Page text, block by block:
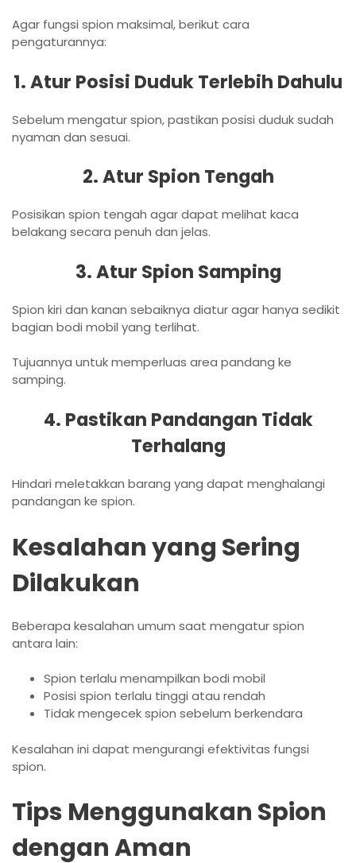
Agar fungsi spion maksimal, berikut cara
pengaturannya:
1. Atur Posisi Duduk Terlebih Dahulu
Sebelum mengatur spion, pastikan posisi duduk sudah
nyaman dan sesuai.
2. Atur Spion Tengah
Posisikan spion tengah agar dapat melihat kaca
belakang secara penuh dan jelas.
3. Atur Spion Samping
Spion kiri dan kanan sebaiknya diatur agar hanya sedikit
bagian bodi mobil yang terlihat.
Tujuannya untuk memperluas area pandang ke
samping.
4. Pastikan Pandangan Tidak
Terhalang
Hindari meletakkan barang yang dapat menghalangi
pandangan ke spion.
Kesalahan yang Sering
Dilakukan
Beberapa kesalahan umum saat mengatur spion
antara lain:
Spion terlalu menampilkan bodi mobil
Posisi spion terlalu tinggi atau rendah
Tidak mengecek spion sebelum berkendara
Kesalahan ini dapat mengurangi efektivitas fungsi
spion.
Tips Menggunakan Spion
dengan Aman